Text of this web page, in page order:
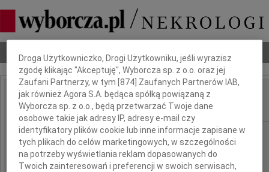
Nekrologi Odeszli Poradnik pogrzebowy
IMIĘ I NAZWISKO: Jan Butkiewicz
REGION: Warszawa
DATA EMISJI: 13.06.2025
Dbamy o Twoją prywatność
Droga Użytkowniczko, Drogi Użytkowniku, jeśli wyrazisz
zgodę klikając "Akceptuję", Wyborcza sp. z o.o. oraz jej
Zaufani Partnerzy, w tym [874 ] Zaufanych Partnerów IAB,
jak również Agora S.A. będąca spółką powiązaną z
Wyborcza sp. z o.o., będą przetwarzać Twoje dane
osobowe takie jak adresy IP, adresy e-mail czy
identyfikatory plików cookie lub inne informacje zapisane w
tych plikach do celów marketingowych, w szczególności
na potrzeby wyświetlania reklam dopasowanych do
Twoich zainteresowań i preferencji w swoich serwisach,